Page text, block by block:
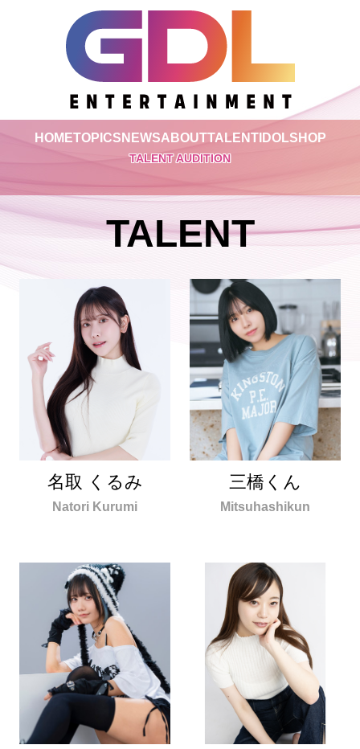
HOMETOPICS NEWSABOUTTALENTIDOLSHOP
TALENT AUDITION
TALENT
名取 くるみ
Natori Kurumi
三橋くん
Mitsuhashikun